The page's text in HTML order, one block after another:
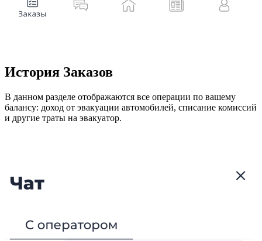
История Заказов
В данном разделе отображаются все операции по вашему
балансу: доход от эвакуации автомобилей, списание комиссий
и другие траты на эвакуатор.